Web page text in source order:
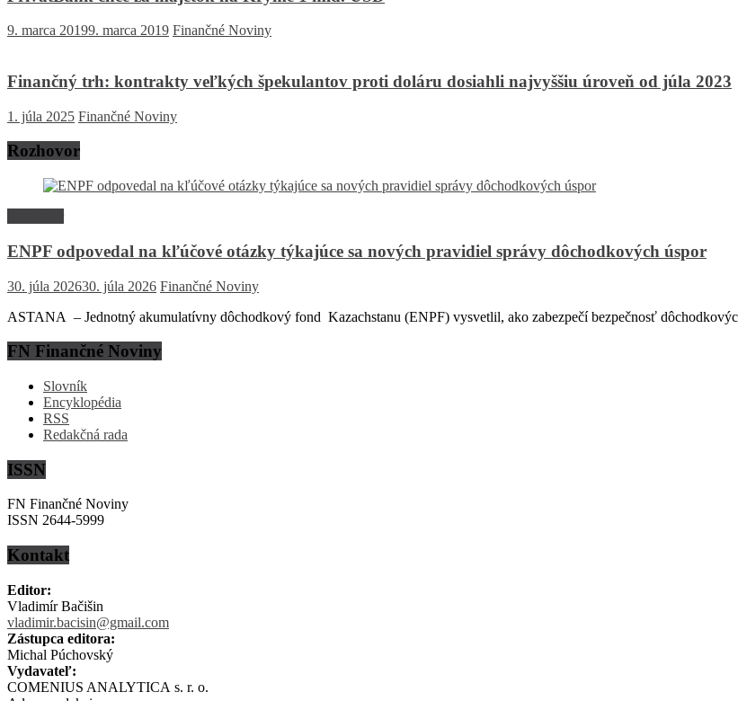
9. marca 20199. marca 2019 Finančné Noviny
Finančný trh: kontrakty veľkých špekulantov proti doláru dosiahli najvyššiu úroveň od júla 2023
1. júla 2025 Finančné Noviny
Rozhovor
ENPF odpovedal na kľúčové otázky týkajúce sa nových pravidiel správy dôchodkových úspor
30. júla 202630. júla 2026 Finančné Noviny
ASTANA – Jednotný akumulatívny dôchodkový fond Kazachstanu (ENPF) vysvetlil, ako zabezpečí bezpečnosť
FN Finančné Noviny
Slovník
Encyklopédia
RSS
Redakčná rada
ISSN
FN Finančné Noviny
ISSN 2644-5999
Kontakt
Editor:
Vladimír Bačišin
vladimir.bacisin@gmail.com
Zástupca editora:
Michal Púchovský
Vydavateľ:
COMENIUS ANALYTICA s. r. o.